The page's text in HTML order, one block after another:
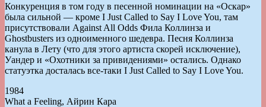
Конкуренция в том году в песенной номинации на «Оскар»
была сильной — кроме I Just Called to Say I Love You, там
присутствовали Against All Odds Фила Коллинза и
Ghostbusters из одноименного шедевра. Песня Коллинза
канула в Лету (что для этого артиста скорей исключение),
Уандер и «Охотники за привидениями» остались. Однако
статуэтка досталась все-таки I Just Called to Say I Love You.
1984
What a Feeling, Айрин Кара